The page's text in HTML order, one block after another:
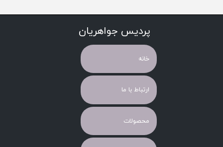
پردیس جواهریان
خانه
ارتباط با ما
محصولات